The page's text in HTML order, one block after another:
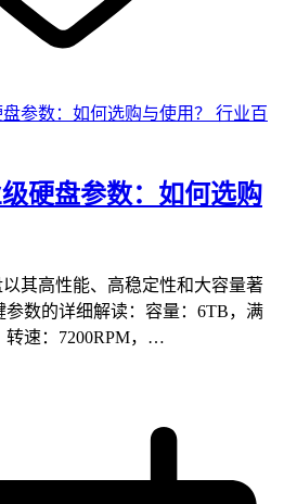
行业百
硬盘参数：如何选购
其高性能、高稳定性和大容量著
数的详细解读：容量：6TB，满
转速：7200RPM，…